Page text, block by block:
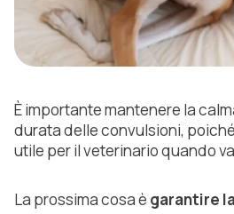
È importante mantenere la
durata delle convulsioni,
utile per il veterinario quando
La prossima cosa è garantire